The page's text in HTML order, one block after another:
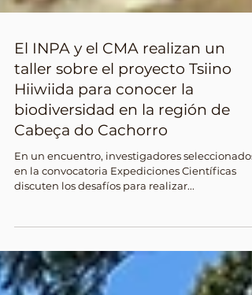
El INPA y el CMA realizan un
taller sobre el proyecto Tsiino
Hiiwiida para conocer la
biodiversidad en la región de
En un encuentro, investigadores seleccionados
discuten los desafíos para realizar...